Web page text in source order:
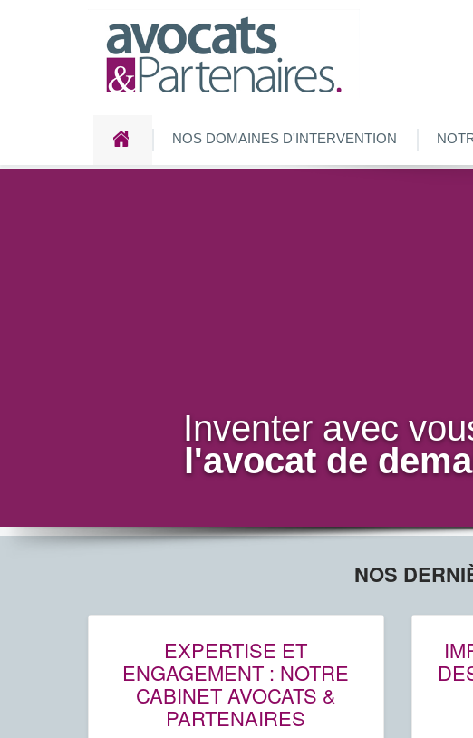
NOS DOMAINES D'INTERVENTION
l'avocat de
Inventer avec
NOS
EXPERTISE ET
ENGAGEMENT : NOTRE
CABINET AVOCATS &
PARTENAIRES